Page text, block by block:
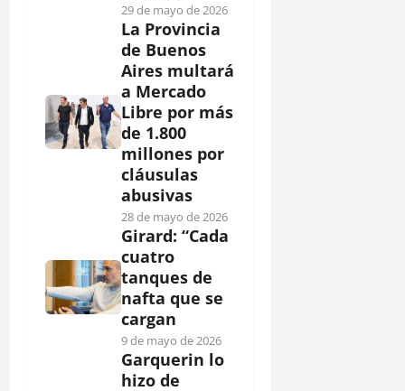
29 de mayo de 2026
La Provincia
de Buenos
Aires multará
a Mercado
Libre por más
de 1.800
millones por
cláusulas
abusivas
28 de mayo de 2026
Girard: “Cada
cuatro
tanques de
nafta que se
cargan
9 de mayo de 2026
Garquerin lo
hizo de